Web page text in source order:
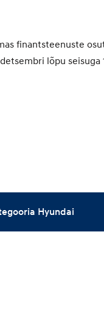
finantsteenuste
lõpu seisuga
Hyundai